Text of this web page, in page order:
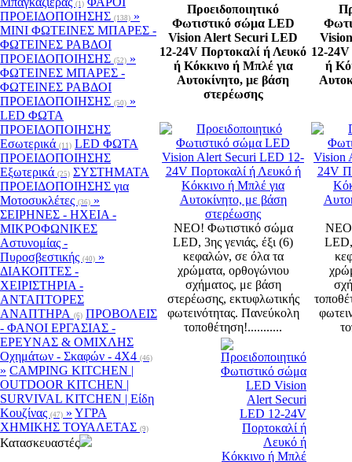
(1)
ΠΡΟΕΙΔΟΠΟΙΗΣΗΣ (138) »
MINI ΦΩΤΕΙΝΕΣ ΜΠΑΡΕΣ -
ΦΩΤΕΙΝΕΣ ΡΑΒΔΟΙ
ΠΡΟΕΙΔΟΠΟΙΗΣΗΣ (52) »
ΦΩΤΕΙΝΕΣ ΜΠΑΡΕΣ -
ΦΩΤΕΙΝΕΣ ΡΑΒΔΟΙ
ΠΡΟΕΙΔΟΠΟΙΗΣΗΣ (50) »
LED ΦΩΤΑ
ΠΡΟΕΙΔΟΠΟΙΗΣΗΣ
Εσωτερικά (11) LED ΦΩΤΑ
ΠΡΟΕΙΔΟΠΟΙΗΣΗΣ
Εξωτερικά (25) ΣΥΣΤΗΜΑΤΑ
ΠΡΟΕΙΔΟΠΟΙΗΣΗΣ για
Μοτοσυκλέτες (36) »
ΣΕΙΡΗΝΕΣ - ΗΧΕΙΑ -
ΜΙΚΡΟΦΩΝΙΚΕΣ
Αστυνομίας -
Πυροσβεστικής (40) »
ΔΙΑΚΟΠΤΕΣ -
XEIΡΙΣΤΗΡΙΑ -
ΑΝΤΑΠΤΟΡΕΣ
ΑΝΑΠΤΗΡΑ (6) ΠΡΟΒΟΛΕΙΣ
- ΦΑΝΟΙ ΕΡΓΑΣΙΑΣ -
ΕΡΕΥΝΑΣ & ΟΜΙΧΛΗΣ
Οχημάτων - Σκαφών - 4Χ4 (46)
» CAMPING KITCHEN |
OUTDOOR KITCHEN |
SURVIVAL KITCHEN | Είδη
Κουζίνας (47) » ΥΓΡΑ
ΧΗΜΙΚΗΣ ΤΟΥΑΛΕΤΑΣ (9)
Κατασκευαστές
Προειδοποιητικό
Φωτιστικό σώμα LED
Vision Alert Securi LED
12-24V Πορτοκαλί ή Λευκό
ή Κόκκινο ή Μπλέ για
Αυτοκίνητο, με βάση
στερέωσης
ΝΕΟ! Φωτιστικό σώμα
LED, 3ης γενιάς, έξι (6)
κεφαλών, σε όλα τα
χρώματα, ορθογώνιου
σχήματος, με βάση
στερέωσης, εκτυφλωτικής
φωτεινότητας. Πανεύκολη
τοποθέτηση!...........
12-
ή
ΝΕΟ!
LED,